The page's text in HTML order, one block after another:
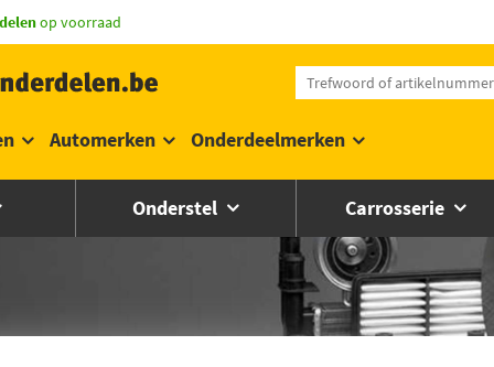
op voorraad
Automerken Onderdeelmerken
Onderstel Carrosserie